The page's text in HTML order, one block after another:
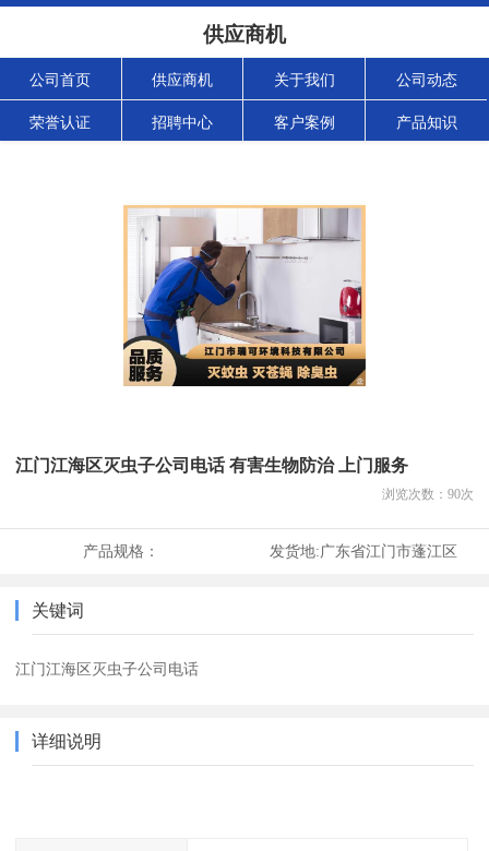
供应商机
公司首页 供应商机 关于我们 公司动态
荣誉认证 招聘中心 客户案例 产品知识
江门江海区灭虫子公司电话 有害生物防治 上门服务
浏览次数： 90次
产品规格： 发货地:广东省江门市蓬江区
关键词
江门江海区灭虫子公司电话
详细说明